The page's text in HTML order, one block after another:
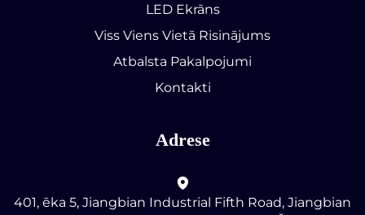
LED Ekrāns
Viss Viens Vietā Risinājums
Atbalsta Pakalpojumi
Kontakti
Adrese
401, ēka 5, Jiangbian Industrial Fifth Road, Jiangbian